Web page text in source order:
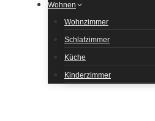
Wohnen
Wohnzimmer
Schlafzimmer
Küche
Kinderzimmer